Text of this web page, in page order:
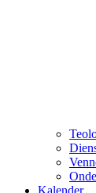
Kalender